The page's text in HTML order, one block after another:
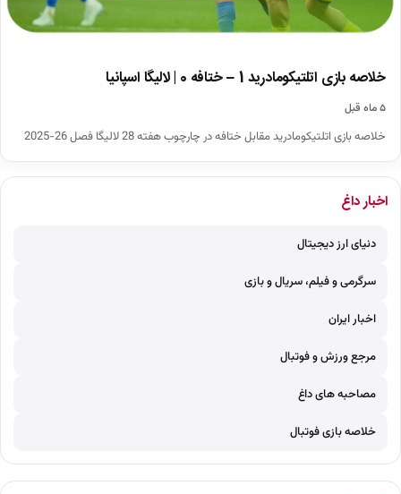
خلاصه بازی اتلتیکومادرید 1 – ختافه 0 | لالیگا اسپانیا
۵ ماه قبل
خلاصه بازی اتلتیکومادرید مقابل ختافه در چارچوب هفته 28 لالیگا فصل 26-2025
اخبار داغ
دنیای ارز دیجیتال
سرگرمی و فیلم، سریال و بازی
اخبار ایران
مرجع ورزش و فوتبال
مصاحبه های داغ
خلاصه بازی فوتبال